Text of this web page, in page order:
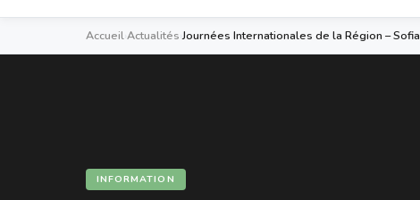
AccueilActualités›Journées Internationales de la Région – Sofia
INFORMATION